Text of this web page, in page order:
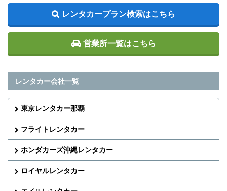
レンタカープラン検索はこちら
営業所一覧はこちら
レンタカー会社一覧
東京レンタカー那覇
フライトレンタカー
ホンダカーズ沖縄レンタカー
ロイヤルレンタカー